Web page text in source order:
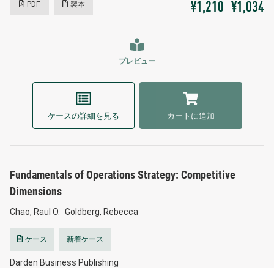
PDF 製本 ¥1,210 ¥1,034
プレビュー
ケースの詳細を見る カートに追加
Fundamentals of Operations Strategy: Competitive
Dimensions
Chao, Raul O. Goldberg, Rebecca
ケース 新着ケース
Darden Business Publishing